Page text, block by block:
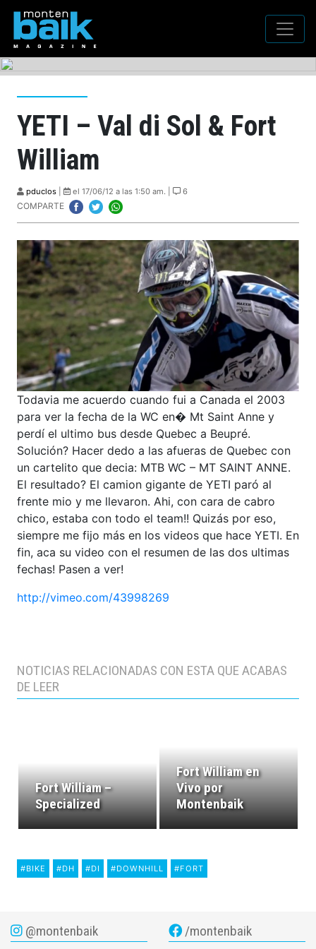
YETI – Val di Sol & Fort
William
pduclos el 17/06/12 a las 1:50 am. | 6
COMPARTE
Todavia me acuerdo cuando fui a Canada el 2003
para ver la fecha de la WC en� Mt Saint Anne y
perdí el ultimo bus desde Quebec a Beupré.
Solución? Hacer dedo a las afueras de Quebec con
un cartelito que decia: MTB WC – MT SAINT ANNE.
El resultado? El camion gigante de YETI paró al
frente mio y me llevaron. Ahi, con cara de cabro
chico, estaba con todo el team!! Quizás por eso,
siempre me fijo más en los videos que hace YETI. En
fin, aca su video con el resumen de las dos ultimas
fechas! Pasen a ver!
http://vimeo.com/43998269
NOTICIAS RELACIONADAS CON ESTA QUE ACABAS
DE LEER
Fort William –
Specialized
Fort William en
Vivo por
Montenbaik
#BIKE #DH #DI #DOWNHILL #FORT
@montenbaik /montenbaik